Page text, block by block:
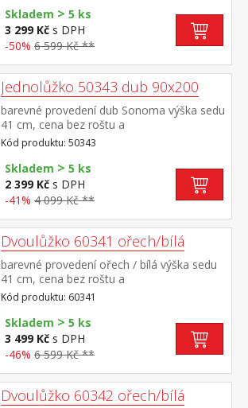
R2 noční stolek 50140 není v ceně, k
dvoulůžku možno dokoupit úložný prostor
147A
Skladem > 5 ks
3 299 Kč s DPH
-50% 6 599 Kč **
Jednolůžko 50343 dub 90x200
barevné provedení dub Sonoma výška sedu
41 cm, cena bez roštu a
matrace doporučený rozměr matrace 90 ×
200 cm (M2, M5, M9, M12, M24, M26) a
rošt R1 k jednolůžku možno dokoupit
úložný prostor 147A
Kód produktu: 50343
Skladem > 5 ks
2 399 Kč s DPH
-41% 4 099 Kč **
Dvoulůžko 60341 ořech/bílá
barevné provedení ořech / bílá výška sedu
41 cm, cena bez roštu a
matrace doporučený rozměr matrace 160 ×
200 cm nebo 2 kusy 80 × 200 cm a rošt
R2 noční stolek 60140 není v ceně, k
dvoulůžku možno dokoupit úložný prostor
147A
Kód produktu: 60341
Skladem > 5 ks
3 499 Kč s DPH
-46% 6 599 Kč **
Dvoulůžko 60342 ořech/bílá